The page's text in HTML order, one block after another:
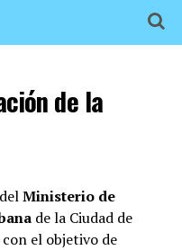
de la
Ministerio de
de la Ciudad de
el objetivo de